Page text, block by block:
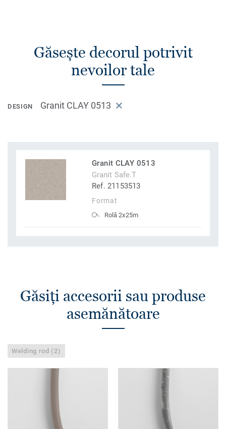
Găsește decorul potrivit
nevoilor tale
DESIGN Granit CLAY 0513
Granit CLAY 0513
Granit Safe.T
Ref. 21153513
Format
Rolă 2x25m
Găsiţi accesorii sau produse
asemănătoare
Welding rod (2)